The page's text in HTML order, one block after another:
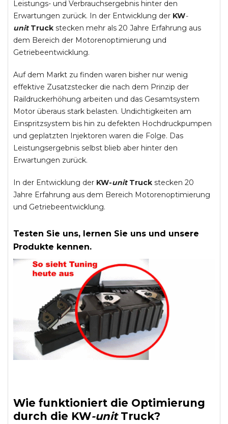
Leistungs- und Verbrauchsergebnis hinter den
Erwartungen zurück. In der Entwicklung der KW-
unit Truck stecken mehr als 20 Jahre Erfahrung aus
dem Bereich der Motorenoptimierung und
Getriebeentwicklung.
Auf dem Markt zu finden waren bisher nur wenig
effektive Zusatzstecker die nach dem Prinzip der
Raildruckerhöhung arbeiten und das Gesamtsystem
Motor überaus stark belasten. Undichtigkeiten am
Einspritzsystem bis hin zu defekten Hochdruckpumpen
und geplatzten Injektoren waren die Folge. Das
Leistungsergebnis selbst blieb aber hinter den
Erwartungen zurück.
In der Entwicklung der KW-unitTruck stecken 20
Jahre Erfahrung aus dem Bereich Motorenoptimierung
und Getriebeentwicklung.
Testen Sie uns, lernen Sie uns und unsere
Produkte kennen.
Wie funktioniert die Optimierung
durch die KW-unit Truck?